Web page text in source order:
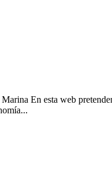
En esta web